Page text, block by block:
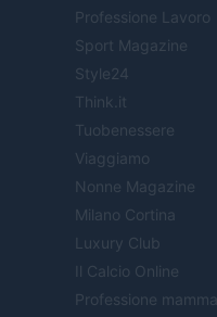
Professione Lavoro
Sport Magazine
Style24
Think.it
Tuobenessere
Viaggiamo
Nonne Magazine
Milano Cortina
Luxury Club
Il Calcio Online
Professione mamma